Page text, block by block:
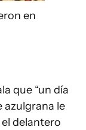
en
que “un día
azulgrana le
delantero